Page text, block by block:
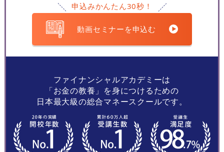
申込みかんたん30秒！
動画セミナーを申込む
ファイナンシャルアカデミーは
「お金の教養」を身につけるための
日本最大級の総合マネースクールです。